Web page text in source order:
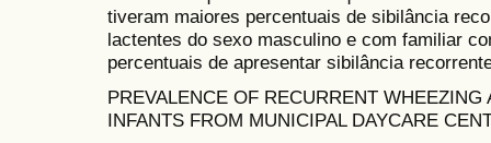
tiveram maiores percentuais de sibilância
lactentes do sexo masculino e com familiar
percentuais de apresentar sibilância
PREVALENCE OF RECURRENT
INFANTS FROM MUNICIPAL DAYCARE